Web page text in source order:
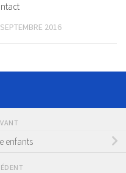
2016
enfants